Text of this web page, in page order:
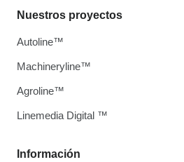
Información
Nuestros proyectos
Autoline™
Machineryline™
Agroline™
Linemedia Digital ™